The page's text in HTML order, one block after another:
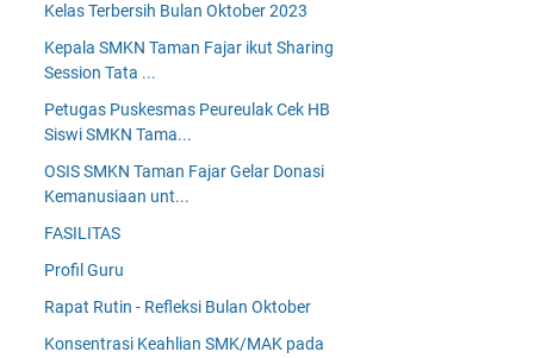
Kelas Terbersih Bulan Oktober 2023
Kepala SMKN Taman Fajar ikut Sharing
Session Tata ...
Petugas Puskesmas Peureulak Cek HB
Siswi SMKN Tama...
OSIS SMKN Taman Fajar Gelar Donasi
Kemanusiaan unt...
FASILITAS
Profil Guru
Rapat Rutin - Refleksi Bulan Oktober
Konsentrasi Keahlian SMK/MAK pada